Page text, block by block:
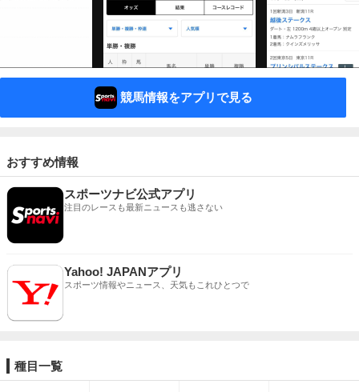
競馬情報をアプリで見る
おすすめ情報
スポーツナビ公式アプリ
注目のレースも最新ニュースも逃さない
Yahoo! JAPANアプリ
スポーツ情報やニュース、天気もこれひとつで
種目一覧